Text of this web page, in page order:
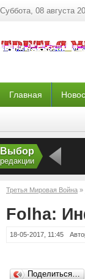
Суббота, 08 августа
Главная
Выбор
редакции
Третья Мировая Война »
Folha:
18-05-2017, 11:45
Поделиться…